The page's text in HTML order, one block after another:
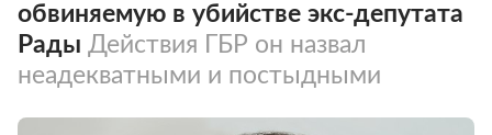
обвиняемую в убийстве экс-депутата
Рады Действия ГБР он назвал
неадекватными и постыдными